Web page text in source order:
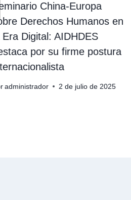
China-Europa
Derechos Humanos en
Era Digital: AIDHDES
por su firme postura
administrador 2 de julio de 2025